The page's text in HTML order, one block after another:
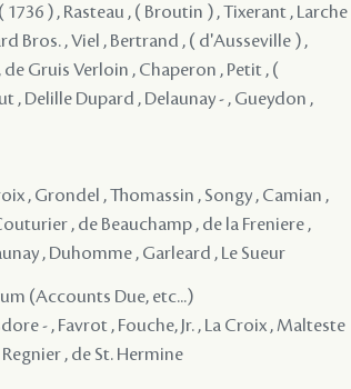
) , Rasteau , ( Broutin ) , Tixerant , Larche
Bros. , Viel , Bertrand , ( d'Ausseville ) ,
Gruis Verloin , Chaperon , Petit , (
, Delille Dupard , Delaunay - , Gueydon ,
, Grondel , Thomassin , Songy , Camian ,
, de Beauchamp , de la Freniere ,
, Duhomme , Garleard , Le Sueur
(Accounts Due, etc...)
- , Favrot , Fouche, Jr. , La Croix , Malteste
, de St. Hermine